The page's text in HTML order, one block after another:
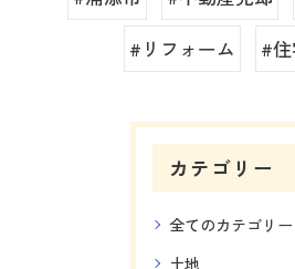
#リフォーム
#
カテゴリー
全てのカテゴリー
土地